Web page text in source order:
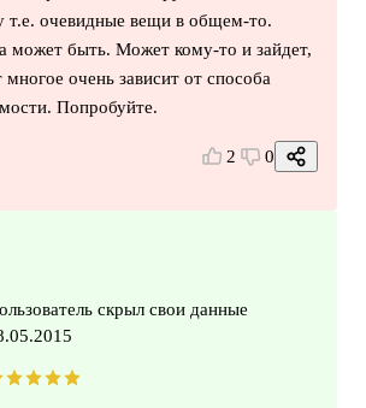
т.е. очевидные вещи в общем-то.
может быть. Может кому-то и зайдет,
очень зависит от способа
Попробуйте.
2 0
скрыл свои данные